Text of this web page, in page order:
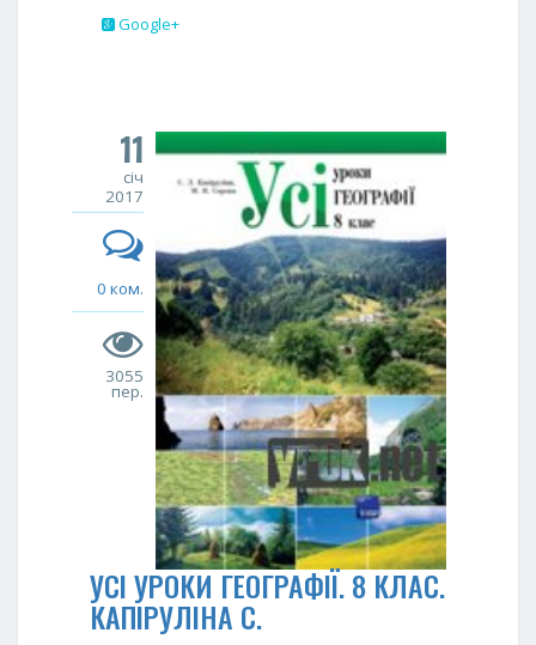
Google+
11
січ
2017
0 ком.
3055
пер.
УСІ УРОКИ ГЕОГРАФІЇ. 8 КЛАС.
КАПІРУЛІНА С.